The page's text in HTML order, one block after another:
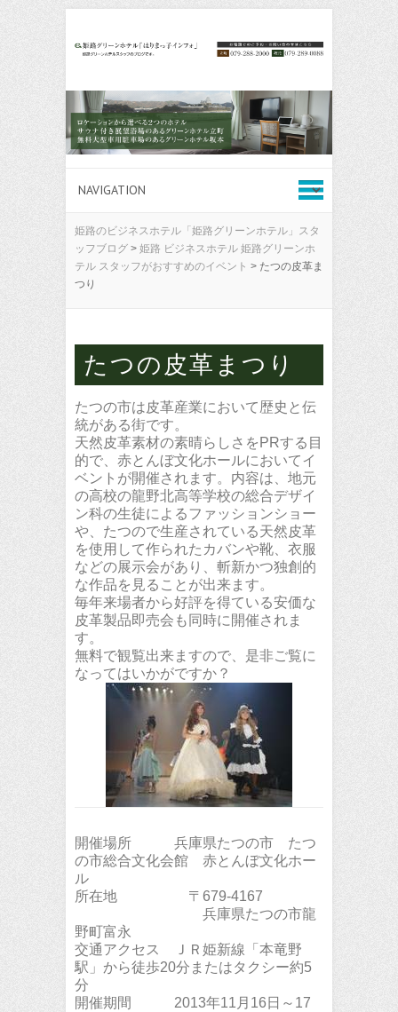
姫路のビジネスホテル「姫路グリーンホテル」スタ
ッフブログ > 姫路 ビジネスホテル 姫路グリーンホ
テル スタッフがおすすめのイベント > たつの皮革ま
つり
たつの皮革まつり
たつの市は皮革産業において歴史と伝
統がある街です。
天然皮革素材の素晴らしさをPRする目
的で、赤とんぼ文化ホールにおいてイ
ベントが開催されます。内容は、地元
の高校の龍野北高等学校の総合デザイ
ン科の生徒によるファッションショー
や、たつので生産されている天然皮革
を使用して作られたカバンや靴、衣服
などの展示会があり、斬新かつ独創的
な作品を見ることが出来ます。
毎年来場者から好評を得ている安価な
皮革製品即売会も同時に開催されま
す。
無料で観覧出来ますので、是非ご覧に
なってはいかがですか？
開催場所 兵庫県たつの市 たつ
の市総合文化会館 赤とんぼ文化ホー
ル
所在地 〒679-4167
兵庫県たつの市龍
野町富永
交通アクセス ＪＲ姫新線「本竜野
駅」から徒歩20分またはタクシー約5
分
開催期間 2013年11月16日～17